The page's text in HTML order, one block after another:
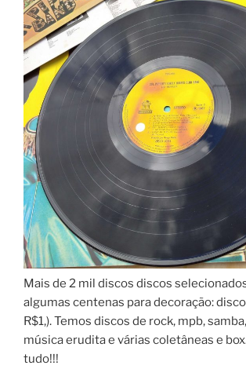
Mais de 2 mil discos discos
algumas centenas para decoração:
R$1,). Temos discos de rock, mpb,
música erudita e várias coletâneas e
tudo!!!